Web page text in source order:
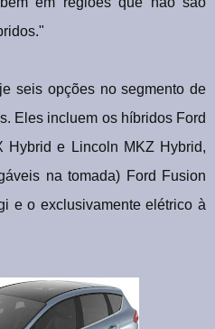
opções no segmento de
Eles incluem os híbridos Ford
Hybrid e Lincoln MKZ Hybrid,
na tomada) Ford Fusion
e o exclusivamente elétrico à